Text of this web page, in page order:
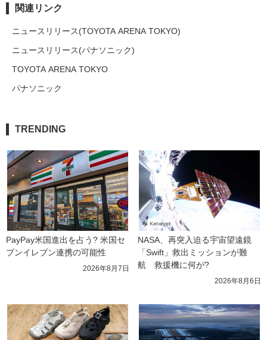
関連リンク
ニュースリリース(TOYOTA ARENA TOKYO)
ニュースリリース(パナソニック)
TOYOTA ARENA TOKYO
パナソニック
TRENDING
PayPay米国進出を占う? 米国セ
ブンイレブン連携の可能性
2026年8月7日
NASA、再突入迫る宇宙望遠鏡
「Swift」救出ミッションが難
航　救援機に何が?
2026年8月6日